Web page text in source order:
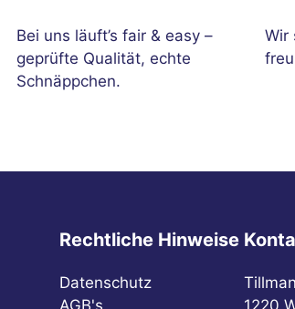
Bei uns läuft’s fair & easy –
geprüfte Qualität, echte
Schnäppchen.
Wir
Rechtliche Hinweise
Datenschutz
AGB's
1220